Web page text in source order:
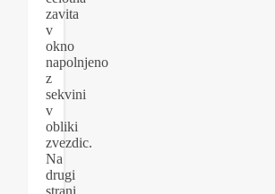
zavita
v
okno
napolnjeno
z
sekvini
v
obliki
zvezdic.
Na
drugi
strani